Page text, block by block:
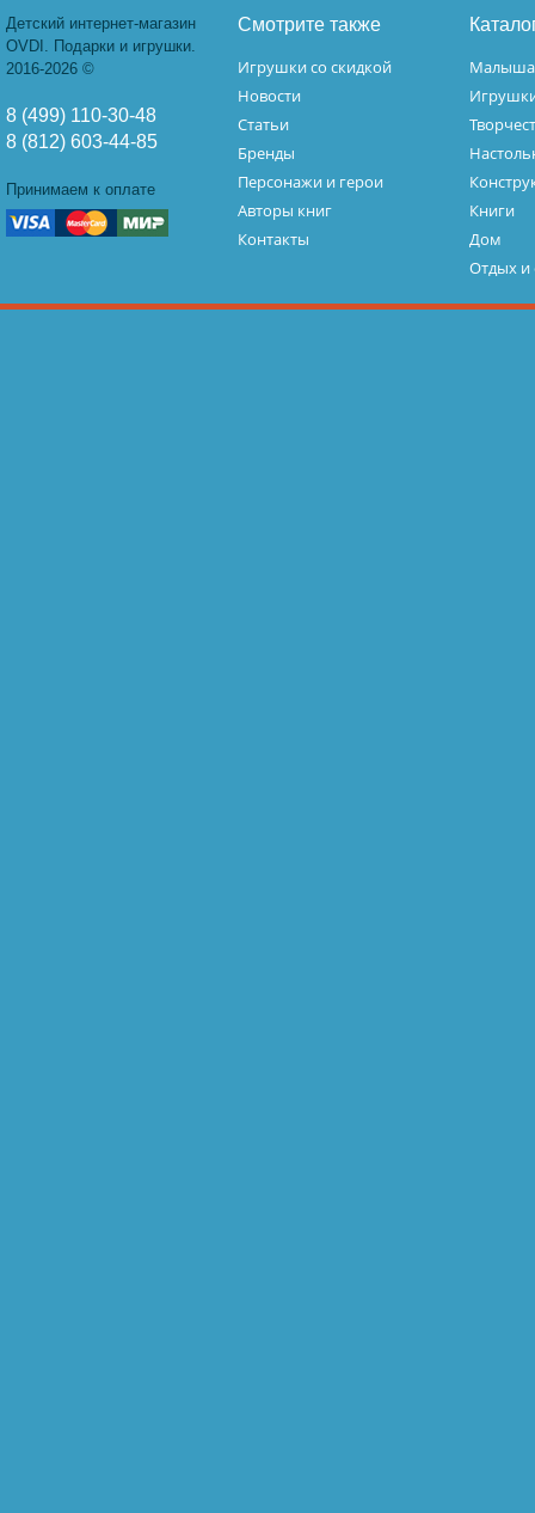
Детский интернет-магазин
OVDI. Подарки и игрушки.
2016-2026 ©
8 (499) 110-30-48
8 (812) 603-44-85
Принимаем к оплате
Смотрите также
Игрушки со скидкой
Новости
Статьи
Бренды
Персонажи и герои
Авторы книг
Контакты
Книги
Дом
Отдых и